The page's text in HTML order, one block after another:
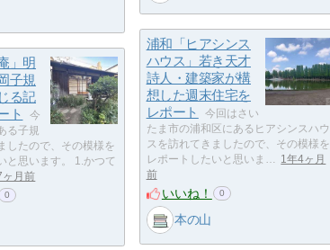
浦和「ヒアシンス
ハウス」若き天才
詩人・建築家が構
想した週末住宅を
レポート
今回はさい
たま市の浦和区にあるヒアシンスハウ
スを訪れてきましたので、その模様を
レポートしたいと思いま… 1年4ヶ月
前
いいね！ 0
本の山
」明
子規
る記
ト
今
る子規
したので、その模様を
と思います。 1.かつて
ヶ月前
0